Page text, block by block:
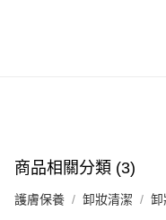
eshop@colourmix-
每筆HK$30.00，滿
商品相關分類 (3)
護膚保養 卸妝清潔 卸